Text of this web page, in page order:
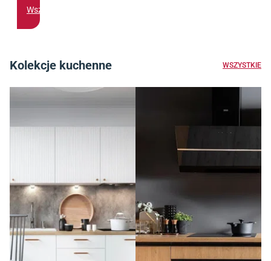
Wszystko
Kolekcje kuchenne WSZYSTKIE